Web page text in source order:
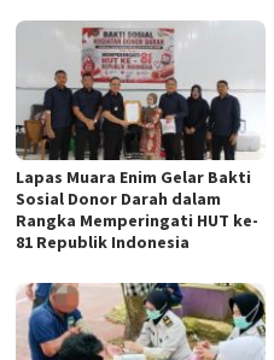
Lapas Muara Enim Gelar Bakti
Sosial Donor Darah dalam
Rangka Memperingati HUT ke-
81 Republik Indonesia